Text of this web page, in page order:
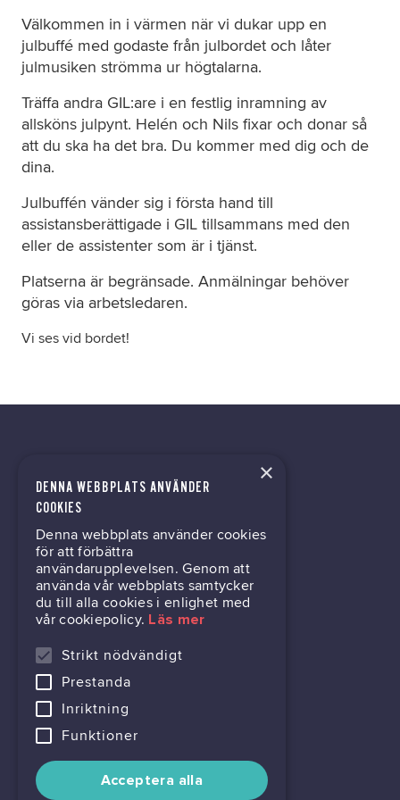
Om oss
Nyheter
Ordlista
Tillgänglighetsredogörelse
GDPR
Välkommen in i värmen när vi dukar upp en
julbuffé med godaste från julbordet och låter
julmusiken strömma ur högtalarna.
Träffa andra GIL:are i en festlig inramning av
allsköns julpynt. Helén och Nils fixar och donar så
att du ska ha det bra. Du kommer med dig och de
dina.
Julbuffén vänder sig i första hand till
assistansberättigade i GIL tillsammans med den
eller de assistenter som är i tjänst.
Platserna är begränsade. Anmälningar behöver
göras via arbetsledaren.
Vi ses vid bordet!
kontor@gil.se
031-63 64 80
Mölndalsvägen 30B
Box 24061
400 22 Göteborg
716444-6762
×
DENNA WEBBPLATS ANVÄNDER
COOKIES
Denna webbplats använder cookies
för att förbättra
användarupplevelsen. Genom att
använda vår webbplats samtycker
du till alla cookies i enlighet med
vår cookiepolicy. Läs mer
Strikt nödvändigt
Prestanda
Inriktning
Funktioner
Acceptera alla